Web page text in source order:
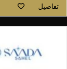
تفاصيل